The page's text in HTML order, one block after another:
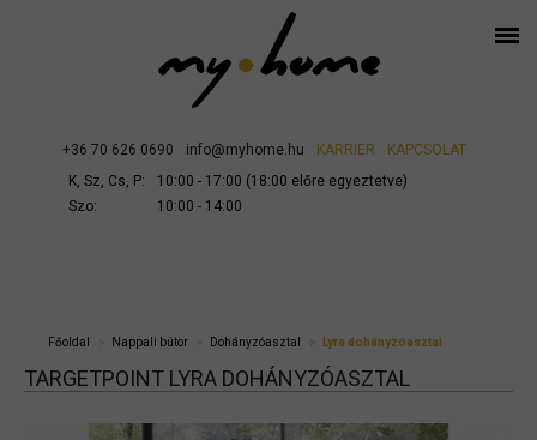
+36 70 626 0690 info@myhome.hu KARRIER
KAPCSOLAT
K, Sz, Cs, P:
10:00 - 17:00 (18:00 előre egyeztetve)
Szo:
10:00 - 14:00
Főoldal Nappali bútor Dohányzóasztal Lyra dohányzóasztal
TARGETPOINT LYRA DOHÁNYZÓASZTAL